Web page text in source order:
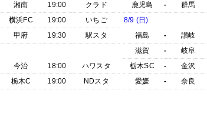
湘南 19:00
クラド
横浜FC 19:00
いちご
甲府 19:30
駅スタ
今治 18:00
ハワスタ
栃木C 19:00 NDスタ
鹿児島
- 群馬
8/9 (日)
福島
- 讃岐
滋賀
- 岐阜
栃木SC
- 金沢
愛媛
- 奈良